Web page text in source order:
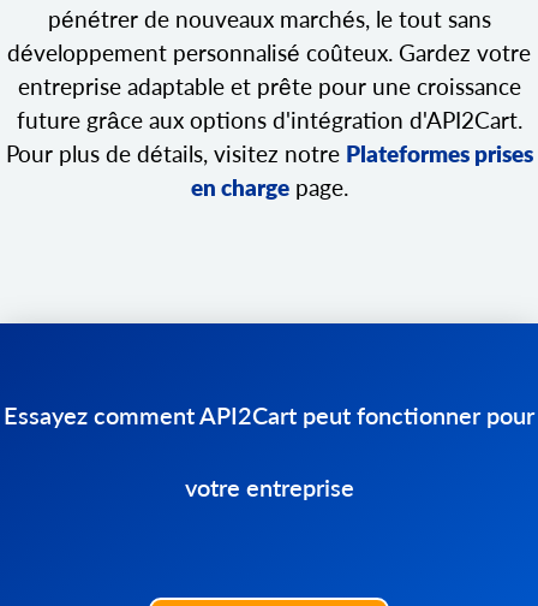
pénétrer de nouveaux marchés, le tout sans
développement personnalisé coûteux. Gardez votre
entreprise adaptable et prête pour une croissance
future grâce aux options d'intégration d'API2Cart.
Pour plus de détails, visitez notre Plateformes prises
en chargepage.
Essayez comment API2Cart peut fonctionner pour
votre entreprise